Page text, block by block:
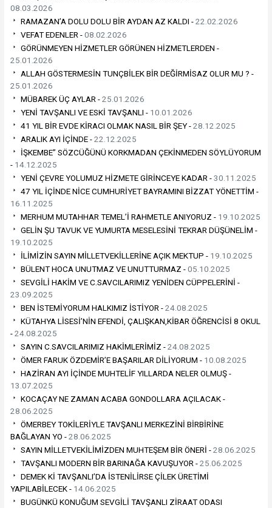
08.03.2026
RAMAZAN’A DOLU DOLU BİR AYDAN AZ KALDI -22.02.2026
VEFAT EDENLER -08.02.2026
GÖRÜNMEYEN HİZMETLER GÖRÜNEN HİZMETLERDEN -
25.01.2026
ALLAH GÖSTERMESİN TUNÇBİLEK BİR DEĞİRMİSAZ OLUR MU ? -
25.01.2026
MÜBAREK ÜÇ AYLAR -25.01.2026
YENİ TAVŞANLI VE ESKİ TAVŞANLI - 10.01.2026
41 YIL BİR EVDE KİRACI OLMAK NASIL BİR ŞEY -28.12.2025
ARALIK AYI İÇİNDE -22.12.2025
İŞKEMBE” SÖZCÜĞÜNÜ KORKMADAN ÇEKİNMEDEN SÖYLÜYORUM
- 14.12.2025
YENİ ÇEVRE YOLUMUZ HİZMETE GİRİNCEYE KADAR -30.11.2025
47 YIL İÇİNDE NİCE CUMHURİYET BAYRAMINI BİZZAT YÖNETTİM -
16.11.2025
MERHUM MUTAHHAR TEMEL’İ RAHMETLE ANIYORUZ - 19.10.2025
GELİN ŞU TAVUK VE YUMURTA MESELESİNİ TEKRAR DÜŞÜNELİM -
19.10.2025
İLİMİZİN SAYIN MİLLETVEKİLLERİNE AÇIK MEKTUP - 19.10.2025
BÜLENT HOCA UNUTMAZ VE UNUTTURMAZ -05.10.2025
SEVGİLİ HAKİM VE C.SAVCILARIMIZ YENİDEN CÜPPELERİNİ -
23.09.2025
BEN İSTEMİYORUM HALKIMIZ İSTİYOR -24.08.2025
KÜTAHYA LİSESİ’NİN EFENDİ, ÇALIŞKAN,KİBAR ÖĞRENCİSİ 8 OKUL
-24.08.2025
SAYIN C.SAVCILARIMIZ HAKİMLERİMİZ -24.08.2025
ÖMER FARUK ÖZDEMİR’E BAŞARILAR DİLİYORUM - 10.08.2025
HAZİRAN AYI İÇİNDE MUHTELİF YILLARDA NELER OLMUŞ -
13.07.2025
KOCAÇAY NE ZAMAN ACABA GONDOLLARA AÇILACAK -
28.06.2025
ÖMERBEY TOKİLERİYLE TAVŞANLI MERKEZİNİ BİRBİRİNE
BAĞLAYAN YO -28.06.2025
SAYIN MİLLETVEKİLİMİZDEN MUHTEŞEM BİR ÖNERİ -28.06.2025
TAVŞANLI MODERN BİR BARINAĞA KAVUŞUYOR -25.06.2025
DEMEK Kİ TAVŞANLI’DA İSTENİLİRSE ÇİLEK ÜRETİMİ
YAPILABİLECEK - 14.06.2025
BUGÜNKÜ KONUĞUM SEVGİLİ TAVŞANLI ZİRAAT ODASI